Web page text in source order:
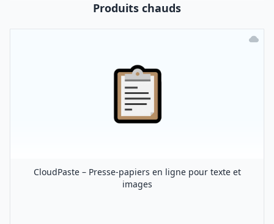
Produits chauds
CloudPaste – Presse-papiers en ligne pour texte et
images